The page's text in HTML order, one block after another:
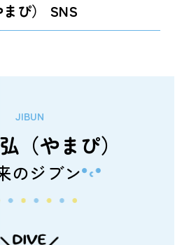
ぴ） SNS
JIBUN
（やまぴ）
のジブン